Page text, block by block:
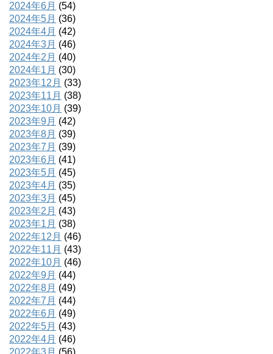
2024年6月 (54)
2024年5月 (36)
2024年4月 (42)
2024年3月 (46)
2024年2月 (40)
2024年1月 (30)
2023年12月 (33)
2023年11月 (38)
2023年10月 (39)
2023年9月 (42)
2023年8月 (39)
2023年7月 (39)
2023年6月 (41)
2023年5月 (45)
2023年4月 (35)
2023年3月 (45)
2023年2月 (43)
2023年1月 (38)
2022年12月 (46)
2022年11月 (43)
2022年10月 (46)
2022年9月 (44)
2022年8月 (49)
2022年7月 (44)
2022年6月 (49)
2022年5月 (43)
2022年4月 (46)